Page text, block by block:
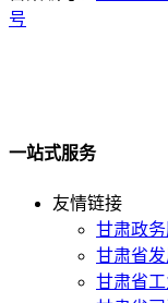
号
一站式服务
友情链接
甘肃政务
甘肃省
甘肃省